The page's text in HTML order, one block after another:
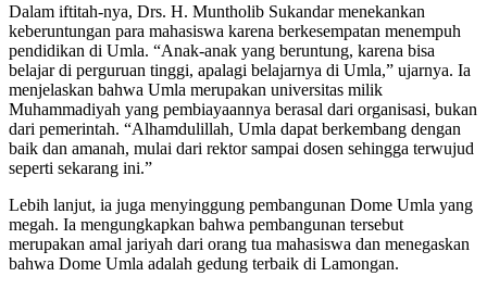
Dalam iftitah-nya, Drs. H. Muntholib Sukandar menekankan
keberuntungan para mahasiswa karena berkesempatan menempuh
pendidikan di Umla. “Anak-anak yang beruntung, karena bisa
belajar di perguruan tinggi, apalagi belajarnya di Umla,” ujarnya. Ia
menjelaskan bahwa Umla merupakan universitas milik
Muhammadiyah yang pembiayaannya berasal dari organisasi, bukan
dari pemerintah. “Alhamdulillah, Umla dapat berkembang dengan
baik dan amanah, mulai dari rektor sampai dosen sehingga terwujud
seperti sekarang ini.”
Lebih lanjut, ia juga menyinggung pembangunan Dome Umla yang
megah. Ia mengungkapkan bahwa pembangunan tersebut
merupakan amal jariyah dari orang tua mahasiswa dan menegaskan
bahwa Dome Umla adalah gedung terbaik di Lamongan.